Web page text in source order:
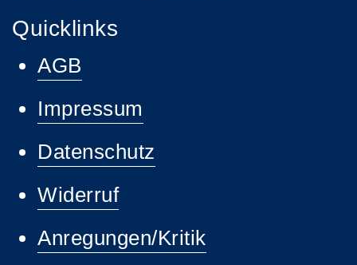
Quicklinks
AGB
Impressum
Datenschutz
Widerruf
Anregungen/Kritik